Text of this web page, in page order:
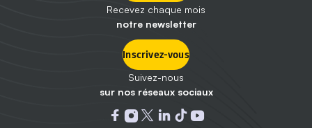
Recevez chaque mois
notre newsletter
Inscrivez-vous
Suivez-nous
sur nos réseaux sociaux